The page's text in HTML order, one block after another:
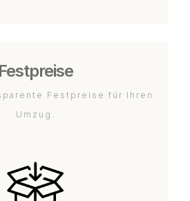
Festpreise
Festpreise für Ihren
Umzug.